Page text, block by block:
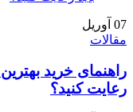
07 آوریل
مقالات
راهنمای خرید
رعایت کنید؟